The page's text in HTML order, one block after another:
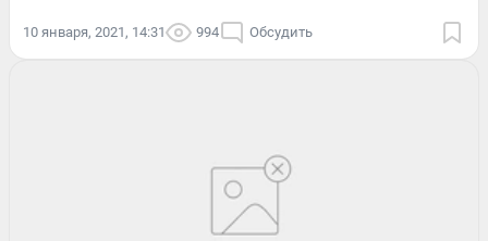
10 января, 2021, 14:31 994 Обсудить